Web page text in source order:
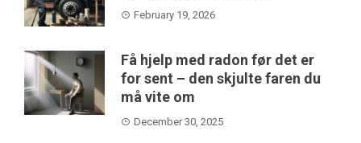
February 19, 2026
Få hjelp med radon før det er
for sent – den skjulte faren du
må vite om
December 30, 2025